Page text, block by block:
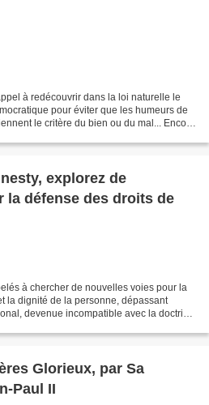
à redécouvrir dans la loi naturelle le
pour éviter que les humeurs de
le critère du bien ou du mal... Encore
explorez de
la défense des droits de
à chercher de nouvelles voies pour la
la dignité de la personne, dépassant
devenue incompatible avec la doctrine
Glorieux, par Sa
Paul II